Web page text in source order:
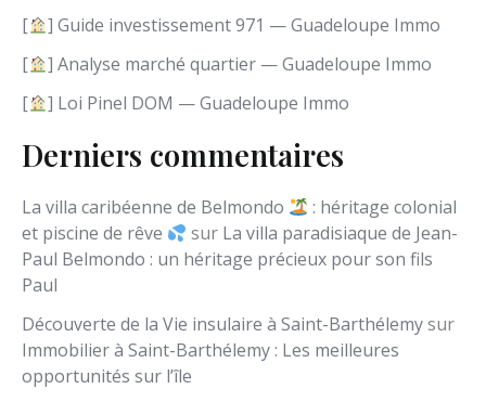
u
[
] Guide investissement 971 — Guadeloupe Immo
[
] Analyse marché quartier — Guadeloupe Immo
[
] Loi Pinel DOM — Guadeloupe Immo
Derniers commentaires
La villa caribéenne de Belmondo
: héritage colonial
et piscine de rêve
sur La villa paradisiaque de Jean-
Paul Belmondo : un héritage précieux pour son fils
Paul
Découverte de la Vie insulaire à Saint-Barthélemysur
Immobilier à Saint-Barthélemy : Les meilleures
opportunités sur l’île